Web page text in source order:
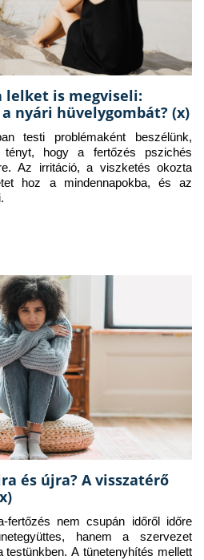
lelket is megviseli:
nyári hüvelygombát? (x)
testi problémaként beszélünk,
hogy a fertőzés pszichés
Az irritáció, a viszketés okozta
hoz a mindennapokba, és az
és újra? A visszatérő
fertőzés nem csupán időről időre
hanem a szervezet
testünkben. A tünetenyhítés mellett